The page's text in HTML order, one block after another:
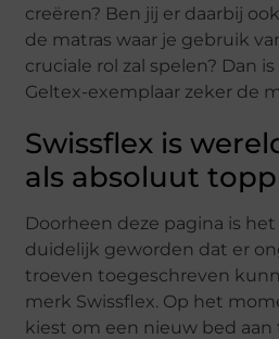
creëren? Ben jij er daarbij
de matras waar je gebruik
cruciale rol zal spelen? Dan
Geltex-exemplaar zeker de
Swissflex is
als absoluut
Doorheen deze pagina is
duidelijk geworden dat er
troeven toegeschreven
merk Swissflex. Op het
kiest om een nieuw bed aan